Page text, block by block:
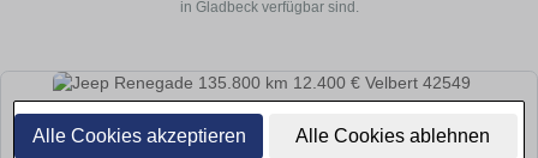
Alle Cookies akzeptieren Alle Cookies ablehnen
in Gladbeck verfügbar sind.